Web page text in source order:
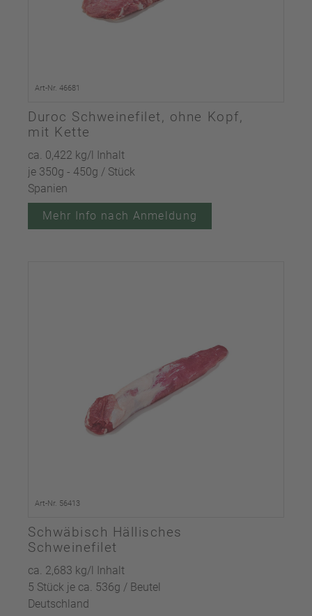
Art-Nr. 46681
Duroc Schweinefilet, ohne Kopf,
mit Kette
ca. 0,422 kg/l Inhalt
je 350g - 450g / Stück
Spanien
Mehr Info nach Anmeldung
Art-Nr. 56413
Schwäbisch Hällisches
Schweinefilet
ca. 2,683 kg/l Inhalt
5 Stück je ca. 536g / Beutel
Deutschland